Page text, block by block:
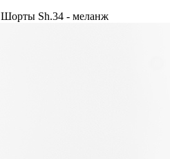
Шорты Sh.34 - меланж